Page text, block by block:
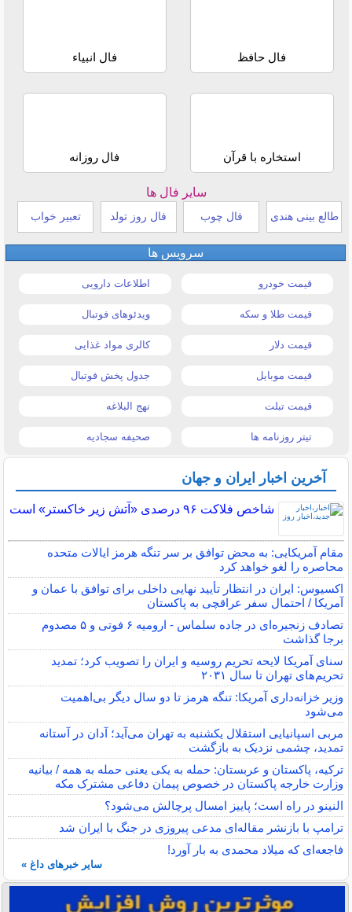
فال حافظ فال انبیاء
استخاره با قرآن فال روزانه
سایر فال ها
طالع بینی هندی فال چوب فال روز تولد تعبیر خواب
سرویس ها
قیمت خودرو اطلاعات دارویی
قیمت طلا و سکه ویدئوهای فوتبال
قیمت دلار کالری مواد غذایی
قیمت موبایل جدول پخش فوتبال
قیمت تبلت نهج البلاغه
تیتر روزنامه ها صحیفه سجادیه
آخرین اخبار ایران و جهان
شاخص فلاکت ۹۶ درصدی «آتش زیر خاکستر» است
مقام آمریکایی: به محض توافق بر سر تنگه هرمز ایالات متحده
محاصره را لغو خواهد کرد
اکسیوس: ایران در انتظار تأیید نهایی داخلی برای توافق با عمان و
آمریکا / احتمال سفر عراقچی به پاکستان
تصادف زنجیره‌ای در جاده سلماس - ارومیه ۶ فوتی و ۵ مصدوم
برجا گذاشت
سنای آمریکا لایحه تحریم روسیه و ایران را تصویب کرد؛ تمدید
تحریم‌های تهران تا سال ۲۰۳۱
وزیر خزانه‌داری آمریکا: تنگه هرمز تا دو سال دیگر بی‌اهمیت
می‌شود
مربی اسپانیایی استقلال یکشنبه به تهران می‌آید؛ آدان در آستانه
تمدید، چشمی نزدیک به بازگشت
ترکیه، پاکستان و عربستان: حمله به یکی یعنی حمله به همه / بیانیه
وزارت خارجه پاکستان در خصوص پیمان دفاعی مشترک مکه
النینو در راه است؛ پاییز امسال پرچالش می‌شود؟
ترامپ با بازنشر مقاله‌ای مدعی پیروزی در جنگ با ایران شد
فاجعه‌ای که میلاد محمدی به بار آورد!
سایر خبرهای داغ »